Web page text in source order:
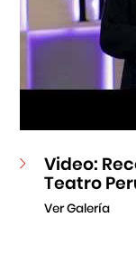
Video:
Teatro
Ver Galería